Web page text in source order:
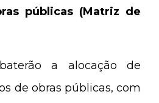
públicas (Matriz de
a alocação de
de obras públicas, com